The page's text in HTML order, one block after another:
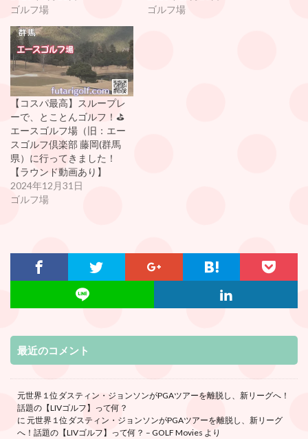
ゴルフ場
ゴルフ場
【コスパ最高】スループレ
ーで、とことんゴルフ！⛳️
エースゴルフ場（旧：エー
スゴルフ倶楽部 藤岡(群馬
県）に行ってきました！
【ラウンド動画あり】
2024年12月31日
ゴルフ場
最近のコメント
元世界１位ダスティン・ジョンソンがPGAツアーを離脱し、新リーグへ！
話題の【LIVゴルフ】って何？
に 元世界１位ダスティン・ジョンソンがPGAツアーを離脱し、新リーグ
へ！話題の【LIVゴルフ】って何？ – GOLF Movies より